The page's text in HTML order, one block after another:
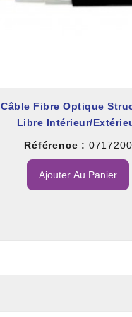
Câble Fibre Optique
Libre Intérieur/
Monomode
Référence : 0717200
Ajouter Au Panier